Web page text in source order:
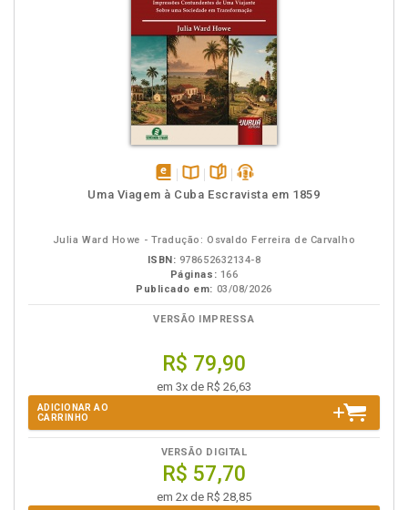
disponívelDisponível
páginaspodcast
Uma Viagem à Cuba Escravista em 1859
Julia Ward Howe - Tradução: Osvaldo Ferreira de Carvalho
ISBN: 978652632134-8
Páginas: 166
Publicado em: 03/08/2026
VERSÃO IMPRESSA
R$ 79,90
em 3x de R$ 26,63
ADICIONAR AO
CARRINHO
VERSÃO DIGITAL
R$ 57,70
em 2x de R$ 28,85